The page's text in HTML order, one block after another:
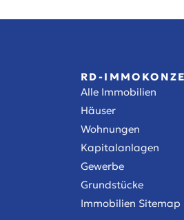
RD-
Alle Immobilien
Häuser
Wohnungen
Kapitalanlagen
Gewerbe
Grundstücke
Immobilien Sitemap